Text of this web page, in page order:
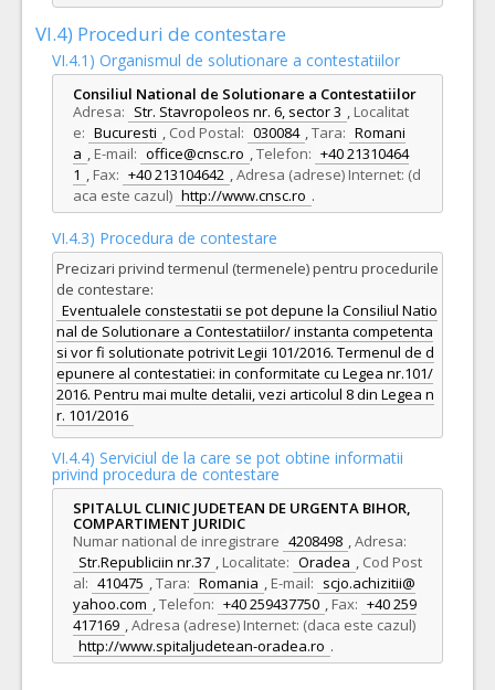
VI.4) Proceduri de contestare
VI.4.1) Organismul de solutionare a contestatiilor
Consiliul National de Solutionare a Contestatiilor
Adresa: Str. Stavropoleos nr. 6, sector 3 , Localitat
e: Bucuresti , Cod Postal: 030084 ,Tara: Romani
a , E-mail: office@cnsc.ro ,Telefon: +40 21310464
1 , Fax: +40 213104642 ,Adresa (adrese) Internet: (d
aca este cazul) http://www.cnsc.ro .
VI.4.3) Procedura de contestare
Precizari privind termenul (termenele) pentru procedurile
de contestare:
Eventualele constestatii se pot depune la Consiliul Natio
nal de Solutionare a Contestatiilor/ instanta competenta
si vor fi solutionate potrivit Legii 101/2016. Termenul de d
epunere al contestatiei: in conformitate cu Legea nr.101/
2016. Pentru mai multe detalii, vezi articolul 8 din Legea n
r. 101/2016
VI.4.4) Serviciul de la care se pot obtine informatii
privind procedura de contestare
SPITALUL CLINIC JUDETEAN DE URGENTA BIHOR,
COMPARTIMENT JURIDIC
Numar national de inregistrare 4208498 ,Adresa:
Str.Republiciin nr.37 , Localitate: Oradea , Cod Post
al: 410475 ,Tara: Romania , E-mail: scjo.achizitii@
yahoo.com ,Telefon: +40 259437750 , Fax: +40 259
417169 ,Adresa (adrese) Internet: (daca este cazul)
http://www.spitaljudetean-oradea.ro .